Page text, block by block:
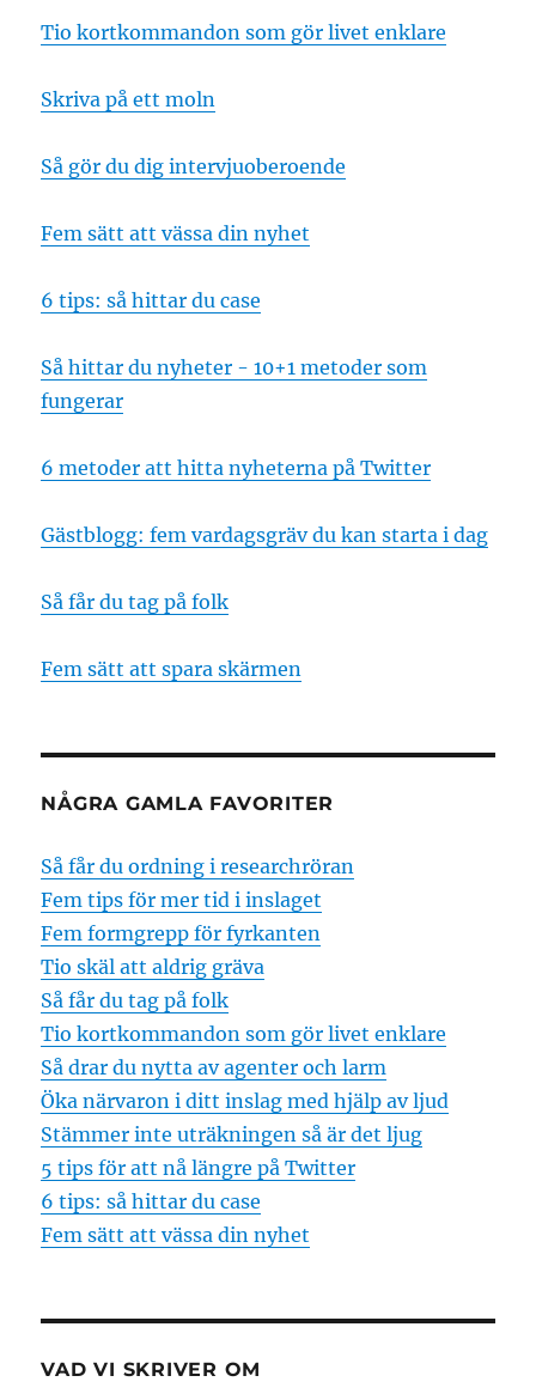
Tio kortkommandon som gör livet enklare
Skriva på ett moln
Så gör du dig intervjuoberoende
Fem sätt att vässa din nyhet
6 tips: så hittar du case
Så hittar du nyheter - 10+1 metoder som
fungerar
6 metoder att hitta nyheterna på Twitter
Gästblogg: fem vardagsgräv du kan starta i dag
Så får du tag på folk
Fem sätt att spara skärmen
NÅGRA GAMLA FAVORITER
Så får du ordning i researchröran
Fem tips för mer tid i inslaget
Fem formgrepp för fyrkanten
Tio skäl att aldrig gräva
Så får du tag på folk
Tio kortkommandon som gör livet enklare
Så drar du nytta av agenter och larm
Öka närvaron i ditt inslag med hjälp av ljud
Stämmer inte uträkningen så är det ljug
5 tips för att nå längre på Twitter
6 tips: så hittar du case
Fem sätt att vässa din nyhet
VAD VI SKRIVER OM